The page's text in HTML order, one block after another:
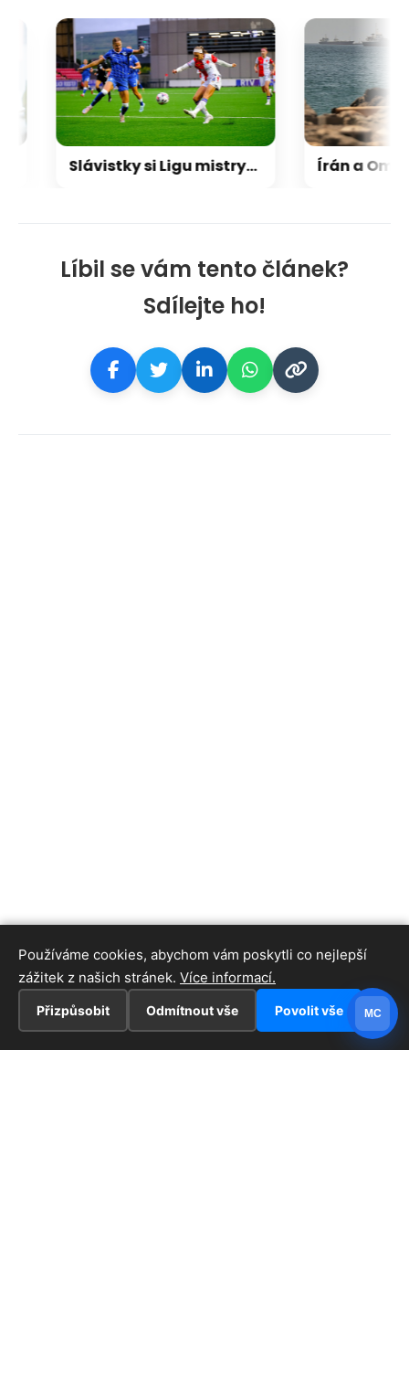
Líbil se vám tento článek?
Sdílejte ho!
Slávistky si Ligu mistryň nezahrají, v předkole nestačily na Glasgow Rangers
Používáme cookies, abychom vám poskytli co nejlepší
zážitek z našich stránek. Více informací.
Přizpůsobit Odmítnout vše Povolit vše MC